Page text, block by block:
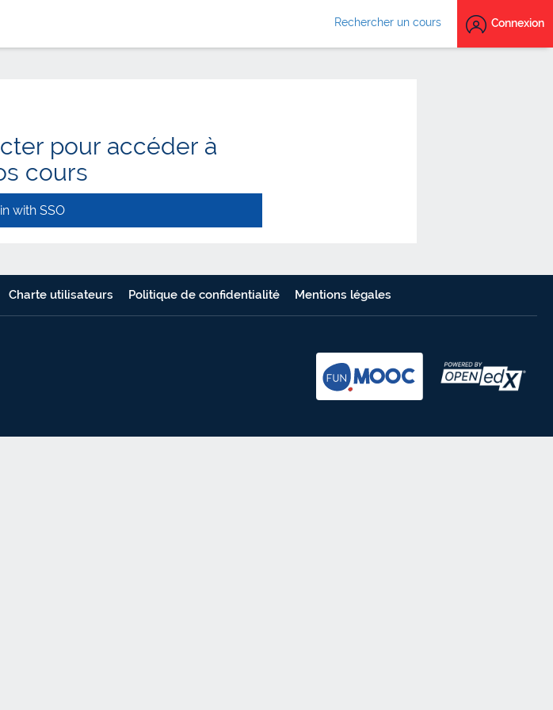
Rechercher un cours Connexion
pour accéder à
cours
with SSO
Charte utilisateurs Politique de confidentialité Mentions légales